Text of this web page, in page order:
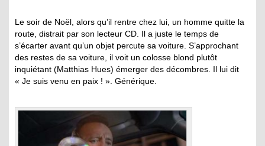
Le soir de Noël, alors qu’il rentre chez lui, un homme quitte la
route, distrait par son lecteur CD. Il a juste le temps de
s’écarter avant qu’un objet percute sa voiture. S’approchant
des restes de sa voiture, il voit un colosse blond plutôt
inquiétant (Matthias Hues) émerger des décombres. Il lui dit
« Je suis venu en paix ! ». Générique.